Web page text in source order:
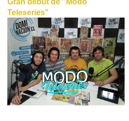
Teleseries"